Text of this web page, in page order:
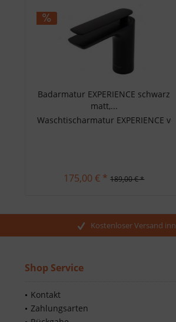
Badarmatur EXPERIENCE schwarz
matt,...
Waschtischarmatur
175,00 € * 189,00 € *
Kostenloser Versand
Shop Service
Kontakt
Zahlungsarten